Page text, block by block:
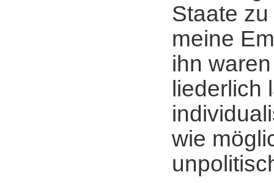
Staate
meine
ihn
liederlich
wie